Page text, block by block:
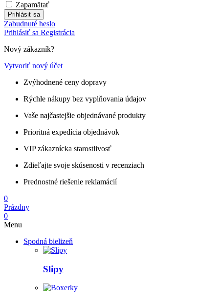
Zapamätať
Prihlásiť sa
Zabudnuté heslo
Prihlásiť sa Registrácia
Nový zákazník?
Vytvoriť nový účet
Zvýhodnené ceny dopravy
Rýchle nákupy bez vyplňovania údajov
Vaše najčastejšie objednávané produkty
Prioritná expedícia objednávok
VIP zákaznícka starostlivosť
Zdieľajte svoje skúsenosti v recenziach
Prednostné riešenie reklamácií
0
Prázdny
0
Menu
Spodná bielizeň
Slipy